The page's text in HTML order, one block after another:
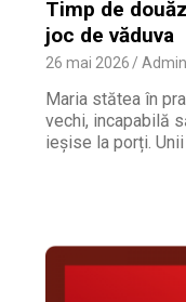
Timp de
joc de văduva
26 mai 2026 Admin
Maria stătea în
vechi, incapabilă
ieșise la porți.